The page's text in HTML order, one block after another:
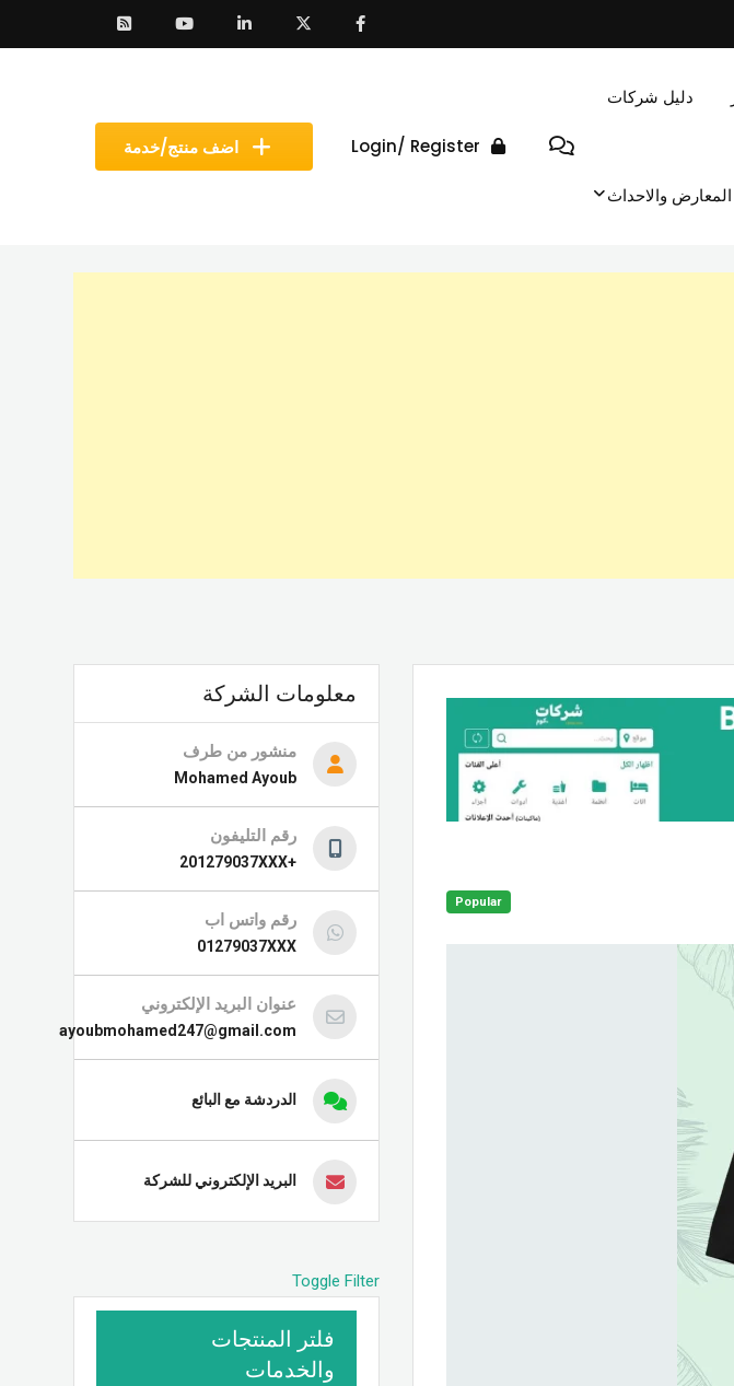
اضف منتج/خدمة Login/ Register
دليل شركات
المعارض والاحداث
Popular
معلومات الشركة
منشور من طرف
Mohamed Ayoub
رقم التليفون
+201279037XXX
رقم واتس اب
01279037XXX
عنوان البريد الإلكتروني
ayoubmohamed247@gmail.com
الدردشة مع البائع
البريد الإلكتروني للشركة
Toggle Filter
فلتر المنتجات
والخدمات